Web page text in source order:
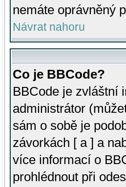
nemáte oprávněný
Návrat nahoru
Co je BBCode?
BBCode je zvláštní
administrátor
sám o sobě je
závorkách [ a ] a
více informací o
prohlédnout při